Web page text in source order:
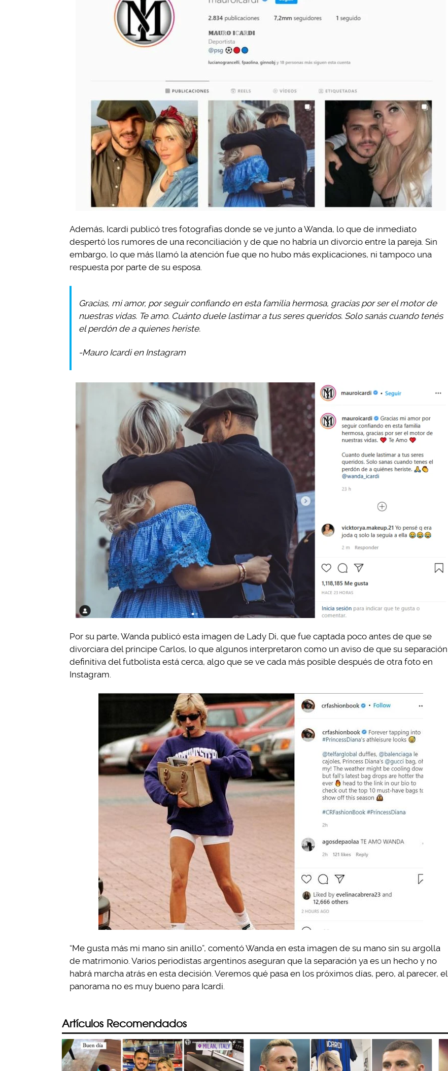
Además, Icardi publicó tres fotografías donde se ve junto a Wanda, lo que de inmediato
despertó los rumores de una reconciliación y de que no habría un divorcio entre la pareja. Sin
embargo, lo que más llamó la atención fue que no hubo más explicaciones, ni tampoco una
respuesta por parte de su esposa.
Gracias, mi amor, por seguir confiando en esta familia hermosa, gracias por ser el motor de
nuestras vidas. Te amo. Cuánto duele lastimar a tus seres queridos. Solo sanás cuando tenés
el perdón de a quienes heriste.
-Mauro Icardi en Instagram
Por su parte, Wanda publicó esta imagen de Lady Di, que fue captada poco antes de que se
divorciara del príncipe Carlos, lo que algunos interpretaron como un aviso de que su separación
definitiva del futbolista está cerca, algo que se ve cada más posible después de otra foto en
Instagram.
“Me gusta más mi mano sin anillo”, comentó Wanda en esta imagen de su mano sin su argolla
de matrimonio. Varios periodistas argentinos aseguran que la separación ya es un hecho y no
habrá marcha atrás en esta decisión. Veremos qué pasa en los próximos días, pero, al parecer, el
panorama no es muy bueno para Icardi.
Artículos Recomendados